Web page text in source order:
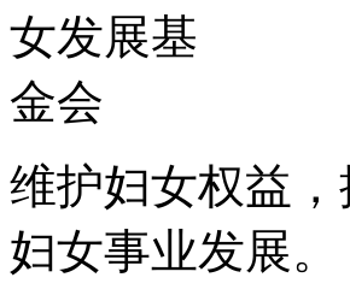
维护妇女权益
妇女事业发展。